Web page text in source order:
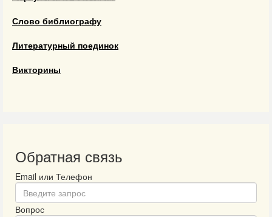
Слово библиографу
Литературный поединок
Викторины
Обратная связь
Email или Телефон
Вопрос